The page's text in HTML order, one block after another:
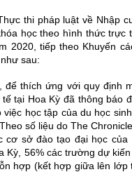
thi pháp luật về Nhập
học theo hình thức trực
2020, tiếp theo Khuyến
sau:
để thích ứng với quy định
tại Hoa Kỳ đã thông báo
học tập của du học
số liệu do The
cơ sở đào tạo đại học của
Kỳ, 56% các trường dự
hợp (kết hợp giữa lên lớp